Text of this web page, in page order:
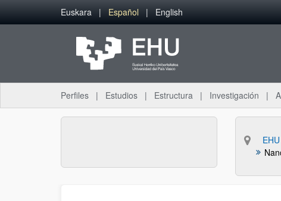
Saltar al contenido principal
Euskara Español English
Perfiles Estudios Estructura Investigación
EHU